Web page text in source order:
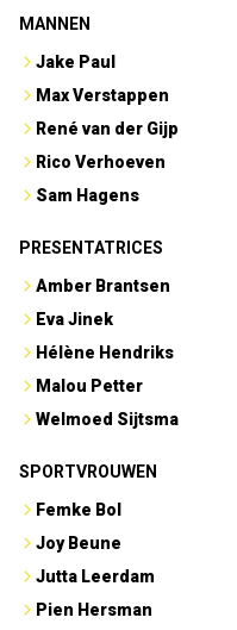
MANNEN
Jake Paul
Max Verstappen
René van der Gijp
Rico Verhoeven
Sam Hagens
PRESENTATRICES
Amber Brantsen
Eva Jinek
Hélène Hendriks
Malou Petter
Welmoed Sijtsma
SPORTVROUWEN
Femke Bol
Joy Beune
Jutta Leerdam
Pien Hersman